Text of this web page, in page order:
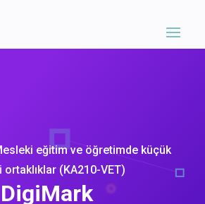
eğitim ve öğretimde küçük
ortaklıklar (KA210-VET)
DigiMark